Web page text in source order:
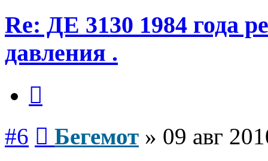
Re: ДЕ 3130 1984 года
давления .
#6 Бегемот » 09 авг